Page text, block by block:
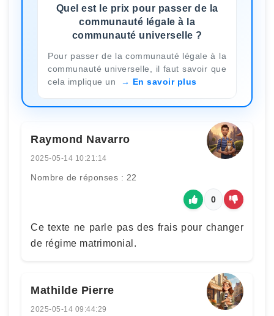
Quel est le prix pour passer de la
communauté légale à la
communauté universelle ?
Pour passer de la communauté légale à la
communauté universelle, il faut savoir que
cela implique un
En savoir plus
Raymond Navarro
2025-05-14 10:21:14
Nombre de réponses : 22
0
Ce texte ne parle pas des frais pour changer
de régime matrimonial.
Mathilde Pierre
2025-05-14 09:44:29